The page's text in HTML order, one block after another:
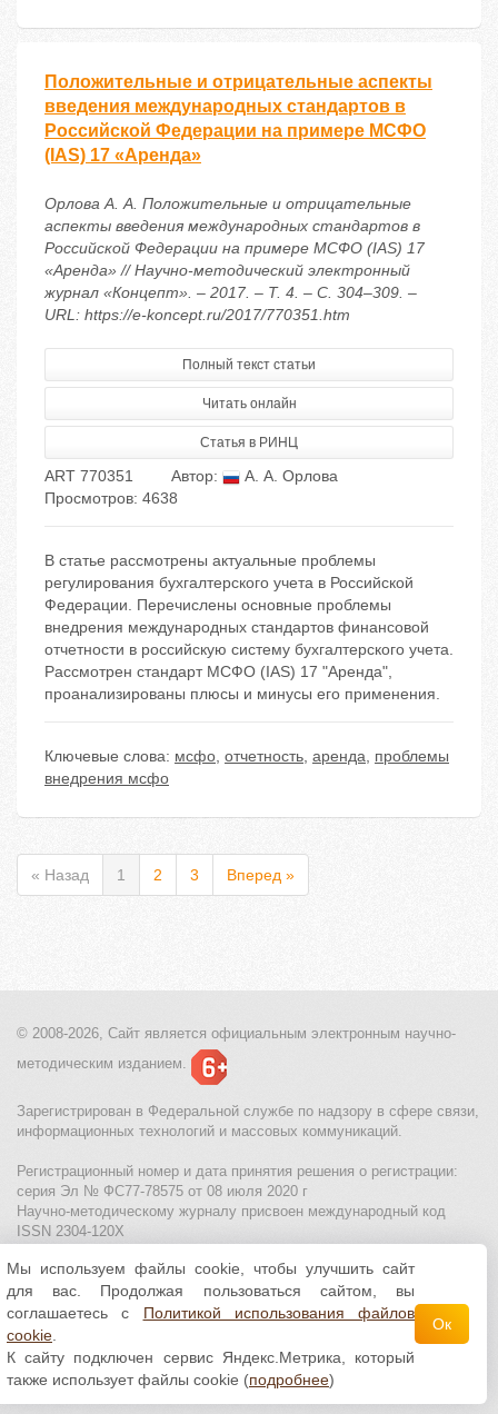
Положительные и отрицательные аспекты
введения международных стандартов в
Российской Федерации на примере МСФО
(IAS) 17 «Аренда»
Орлова А. А. Положительные и отрицательные
аспекты введения международных стандартов в
Российской Федерации на примере МСФО (IAS) 17
«Аренда» // Научно-методический электронный
журнал «Концепт». – 2017. – Т. 4. – С. 304–309. –
URL: https://e-koncept.ru/2017/770351.htm
Полный текст статьи
Читать онлайн
Статья в РИНЦ
ART 770351 Автор:
А. А. Орлова
Просмотров: 4638
В статье рассмотрены актуальные проблемы
регулирования бухгалтерского учета в Российской
Федерации. Перечислены основные проблемы
внедрения международных стандартов финансовой
отчетности в российскую систему бухгалтерского учета.
Рассмотрен стандарт МСФО (IAS) 17 "Аренда",
проанализированы плюсы и минусы его применения.
Ключевые слова: мсфо, отчетность, аренда, проблемы
внедрения мсфо
« Назад 1 2 3 Вперед »
© 2008-2026, Сайт является официальным электронным научно-
методическим изданием.
Зарегистрирован в Федеральной службе по надзору в сфере связи,
информационных технологий и массовых коммуникаций.
Регистрационный номер и дата принятия решения о регистрации:
серия Эл № ФС77-78575 от 08 июля 2020 г
Научно-методическому журналу присвоен международный код
ISSN 2304-120X
МЦИТО|Школьные олимпиады и онлайн конкурсы для детей
Политика использования файлов cookie| Политика обработки и
защиты персональных данных
Все материалы доступны полицензии Creative
Commons С указанием авторства 4.0 Всемирная
Мы используем файлы cookie, чтобы улучшить сайт
для вас. Продолжая пользоваться сайтом, вы
соглашаетесь с Политикой использования файлов
cookie
К сайту подключен сервис Яндекс.Метрика, который
также использует файлы cookie (подробнее)
Ок